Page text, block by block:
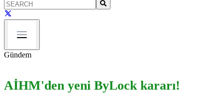
Gündem
AİHM'den yeni ByLock kararı!